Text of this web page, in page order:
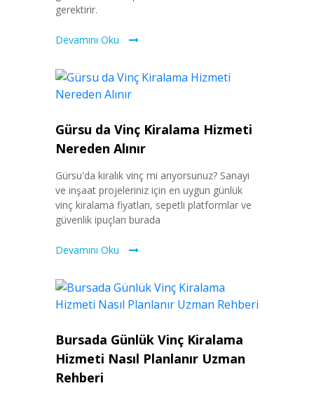
gerektirir.
Devamını Oku
Gürsu da Vinç Kiralama Hizmeti
Nereden Alınır
Gürsu'da kiralık vinç mi arıyorsunuz? Sanayi
ve inşaat projeleriniz için en uygun günlük
vinç kiralama fiyatları, sepetli platformlar ve
güvenlik ipuçları burada
Devamını Oku
Bursada Günlük Vinç Kiralama
Hizmeti Nasıl Planlanır Uzman
Rehberi